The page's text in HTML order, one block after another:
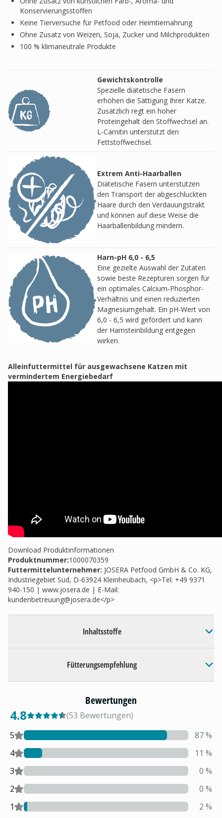
Konservierungsstoffen
Keine Tierversuche für Petfood oder Heimtiernahrung
Ohne Zusatz von Weizen, Soja, Zucker und Milchprodukten
100 % klimaneutrale Produkte
Gewichtskontrolle
Spezielle diätetische Fasern
erhöhen die Sättigung Ihrer Katze.
Zusätzlich regt ein hoher
Proteingehalt den Stoffwechsel an.
L-Carnitin unterstützt den
Fettstoffwechsel.
Extrem Anti-Haarballen
Diätetische Fasern unterstützen
den Transport der abgeschluckten
Haare durch den Verdauungstrakt
und können auf diese Weise die
Haarballenbildung mindern.
Harn-pH 6,0 - 6,5
Eine gezielte Auswahl der Zutaten
sowie beste Rezepturen sorgen für
ein optimales Calcium-Phosphor-
Verhältnis und einen reduzierten
Magnesiumgehalt. Ein pH-Wert von
6,0 - 6,5 wird gefördert und kann
der Harnsteinbildung entgegen
wirken.
Alleinfuttermittel für ausgewachsene Katzen mit
vermindertem Energiebedarf
Download Produktinformationen
Produktnummer:1000070359
Futtermittelunternehmer: JOSERA Petfood GmbH & Co. KG,
Industriegebiet Süd, D-63924 Kleinheubach, <p>Tel: +49 9371
940-150 | www.josera.de | E-Mail:
kundenbetreuung@josera.de</p>
Inhaltsstoffe
Fütterungsempfehlung
Bewertungen
4.8 (53 Bewertungen)
5
87%
4
11 %
3
0 %
2
0 %
1
2 %